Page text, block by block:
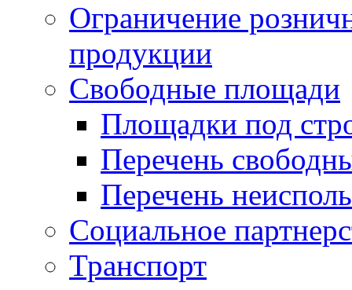
Ограничение
продукции
Свободные площади
Площадки под
Перечень
Перечень
Социальное
Транспорт